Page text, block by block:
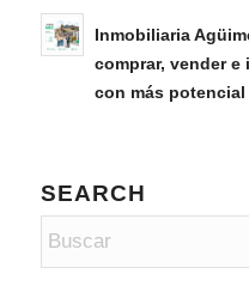
Inmobiliaria
comprar, vender
con más potencial
SEARCH